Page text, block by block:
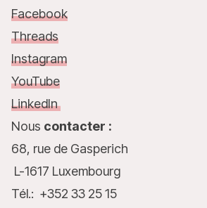
Facebook
Threads
Instagram
YouTube
LinkedIn
Nous contacter :
68, rue de Gasperich
L-1617 Luxembourg
Tél.: +352 33 25 15